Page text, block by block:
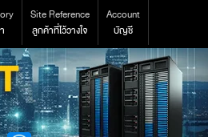
Site Reference
ลูกค้าที่ไว้วางใจ
Account
บัญชี